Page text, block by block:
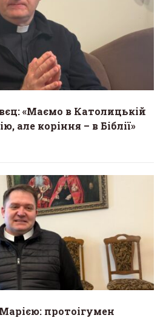
«Маємо в Католицькій
але коріння – в Біблії»
протоігумен